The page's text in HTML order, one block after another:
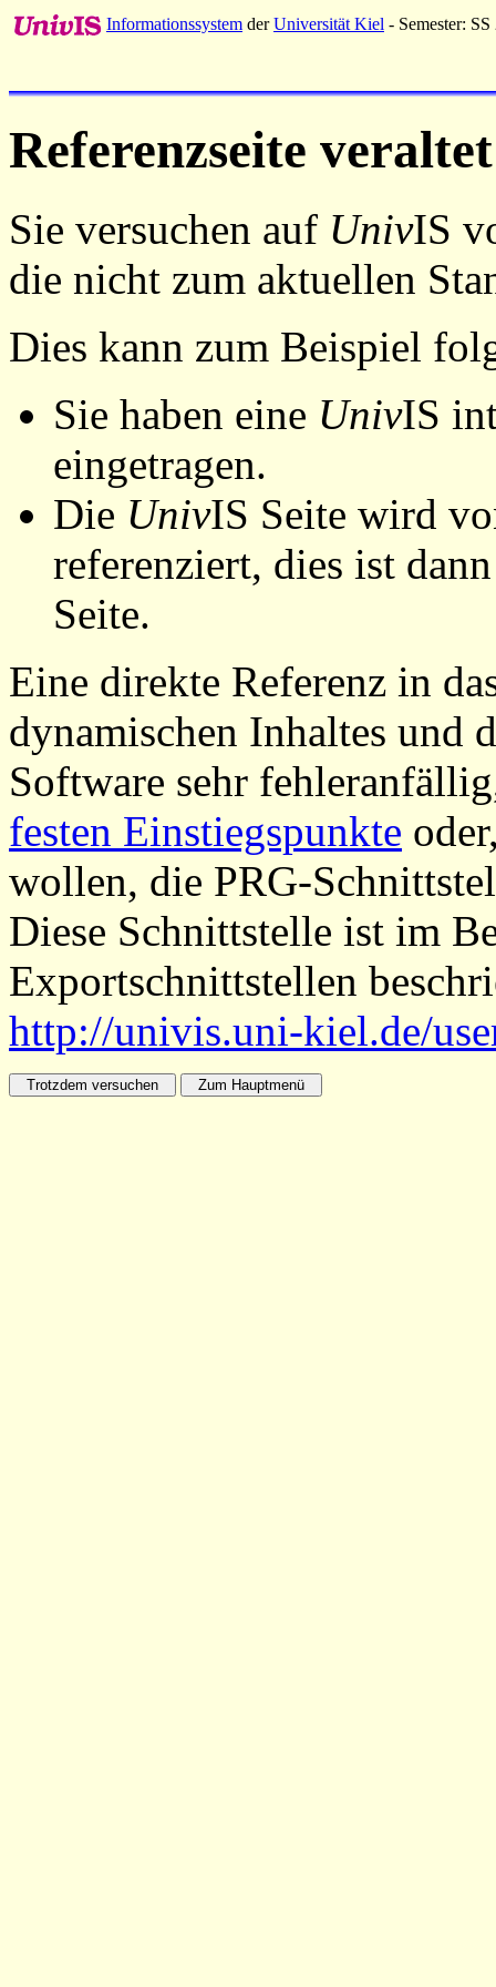
Informationssystem derUniversität Kiel - Semester: SS
Referenzseite veraltet
Sie versuchen auf UnivIS
die nicht zum aktuellen
Dies kann zum Beispiel
Sie haben eine UnivIS
eingetragen.
Die UnivIS Seite wird
referenziert, dies ist
Seite.
Eine direkte Referenz in
dynamischen Inhaltes und
Software sehr
festen Einstiegspunkte
wollen, die PRG-
Diese Schnittstelle ist im
Exportschnittstellen
http://univis.uni-kiel.de/